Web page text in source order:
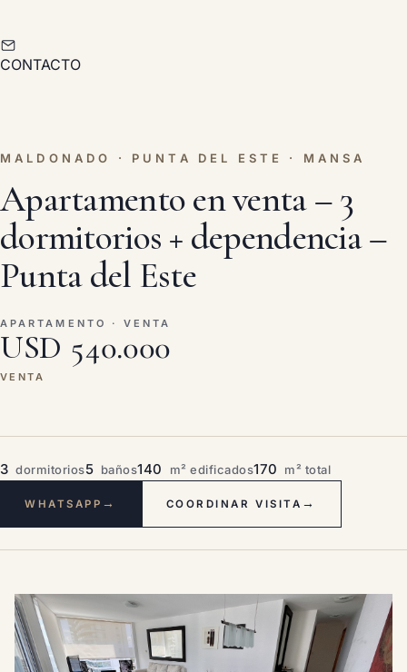
CONTACTO
MALDONADO · PUNTA DEL ESTE · MANSA
Apartamento en venta – 3
dormitorios + dependencia –
Punta del Este
APARTAMENTO · VENTA
USD 540.000
VENTA
3 dormitorios5 baños140 m² edificados170 m² total
WHATSAPP → COORDINAR VISITA →